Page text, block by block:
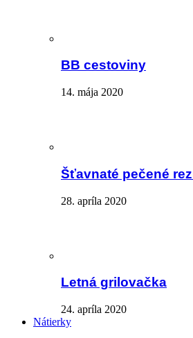
BB cestoviny
14. mája 2020
Šťavnaté pečené
28. apríla 2020
Letná grilovačka
24. apríla 2020
Nátierky